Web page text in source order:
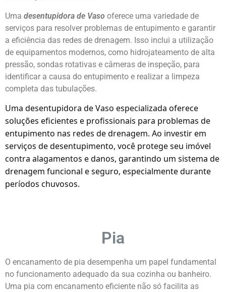
Uma desentupidora de Vaso oferece uma variedade de
serviços para resolver problemas de entupimento e garantir
a eficiência das redes de drenagem. Isso inclui a utilização
de equipamentos modernos, como hidrojateamento de alta
pressão, sondas rotativas e câmeras de inspeção, para
identificar a causa do entupimento e realizar a limpeza
completa das tubulações.
Uma desentupidora de Vaso especializada oferece
soluções eficientes e profissionais para problemas de
entupimento nas redes de drenagem. Ao investir em
serviços de desentupimento, você protege seu imóvel
contra alagamentos e danos, garantindo um sistema de
drenagem funcional e seguro, especialmente durante
períodos chuvosos.
Pia
O encanamento de pia desempenha um papel fundamental
no funcionamento adequado da sua cozinha ou banheiro.
Uma pia com encanamento eficiente não só facilita as